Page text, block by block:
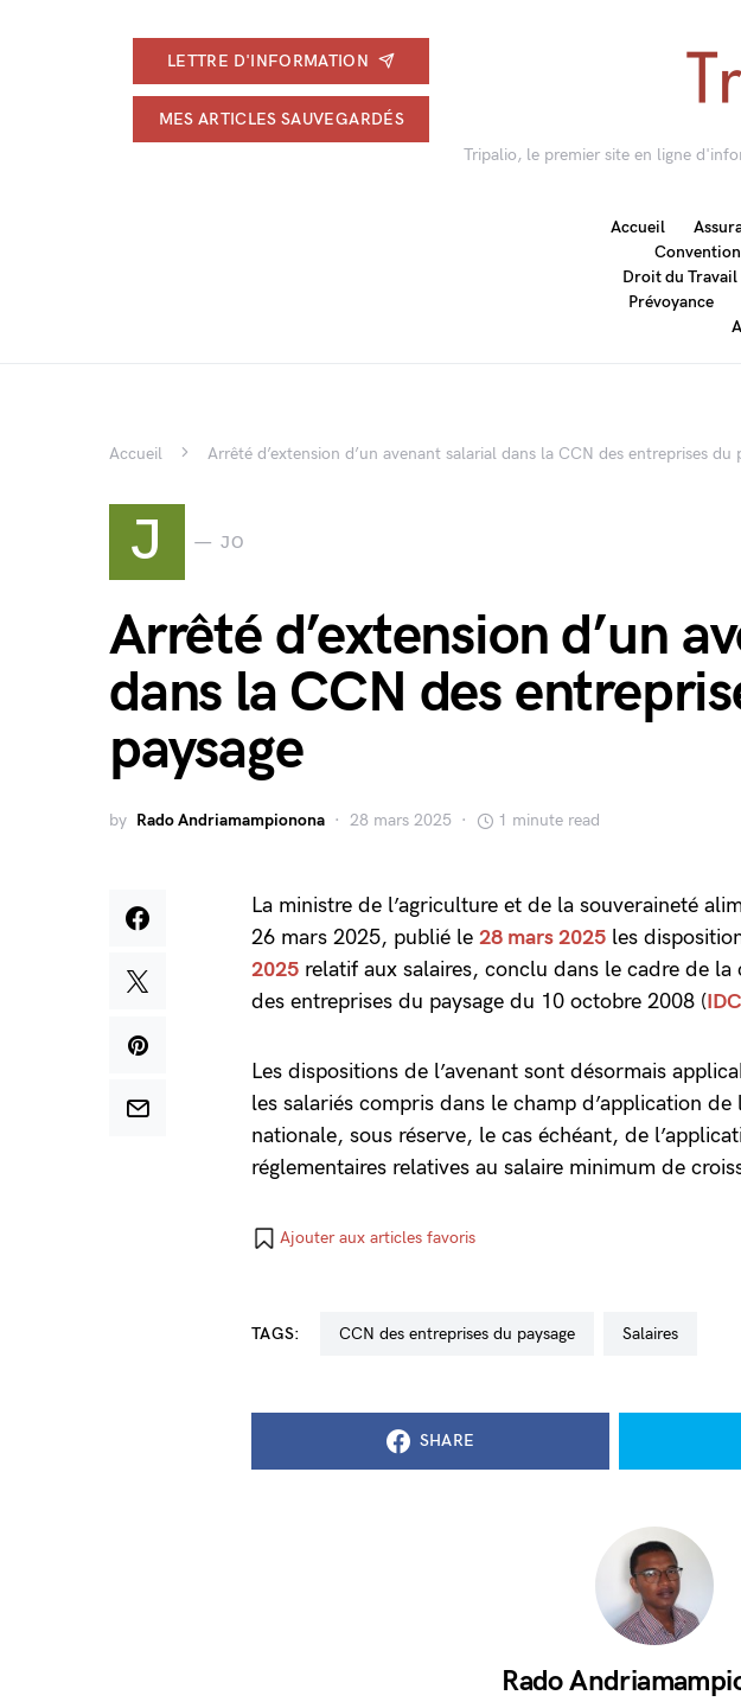
LETTRE D'INFORMATION
MES ARTICLES SAUVEGARDÉS
Tripalio, le premier site en ligne
Accueil
Droit du Travail
Prévoyance
Accueil Arrêté d’extension d’un avenant salarial dans la CCN des entreprises du
J JO
Arrêté d’extension d’un
dans la CCN des
paysage
by Rado Andriamampionona 28 mars 2025 1 minute read
La ministre de l’agriculture et de la souveraineté
26 mars 2025, publié le 28 mars 2025 les
2025 relatif aux salaires, conclu dans le cadre de
des entreprises du paysage du 10 octobre 2008 (
Les dispositions de l’avenant sont désormais
les salariés compris dans le champ d’application
nationale, sous réserve, le cas échéant, de
réglementaires relatives au salaire minimum de
Ajouter aux articles favoris
TAGS: CCN des entreprises du paysage salaires
SHARE
Rado